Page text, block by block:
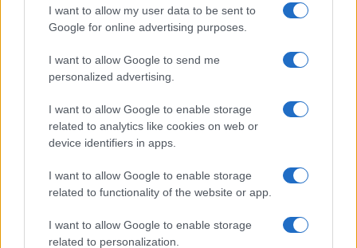
I want to allow my user data to be sent to
Google for online advertising purposes.
I want to allow Google to send me
personalized advertising.
I want to allow Google to enable storage
related to analytics like cookies on web or
device identifiers in apps.
I want to allow Google to enable storage
related to functionality of the website or app.
I want to allow Google to enable storage
related to personalization.
Capire i cicli di Bitcoin tra liquidità, halving e afflussi
regolamentati